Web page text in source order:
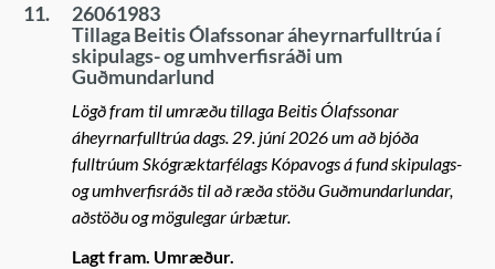
11.
26061983
Tillaga Beitis Ólafssonar áheyrnarfulltrúa í
skipulags- og umhverfisráði um
Guðmundarlund
Lögð fram til umræðu tillaga Beitis Ólafssonar
áheyrnarfulltrúa dags. 29. júní 2026 um að bjóða
fulltrúum Skógræktarfélags Kópavogs á fund skipulags-
og umhverfisráðs til að ræða stöðu Guðmundarlundar,
aðstöðu og mögulegar úrbætur.
Lagt fram. Umræður.